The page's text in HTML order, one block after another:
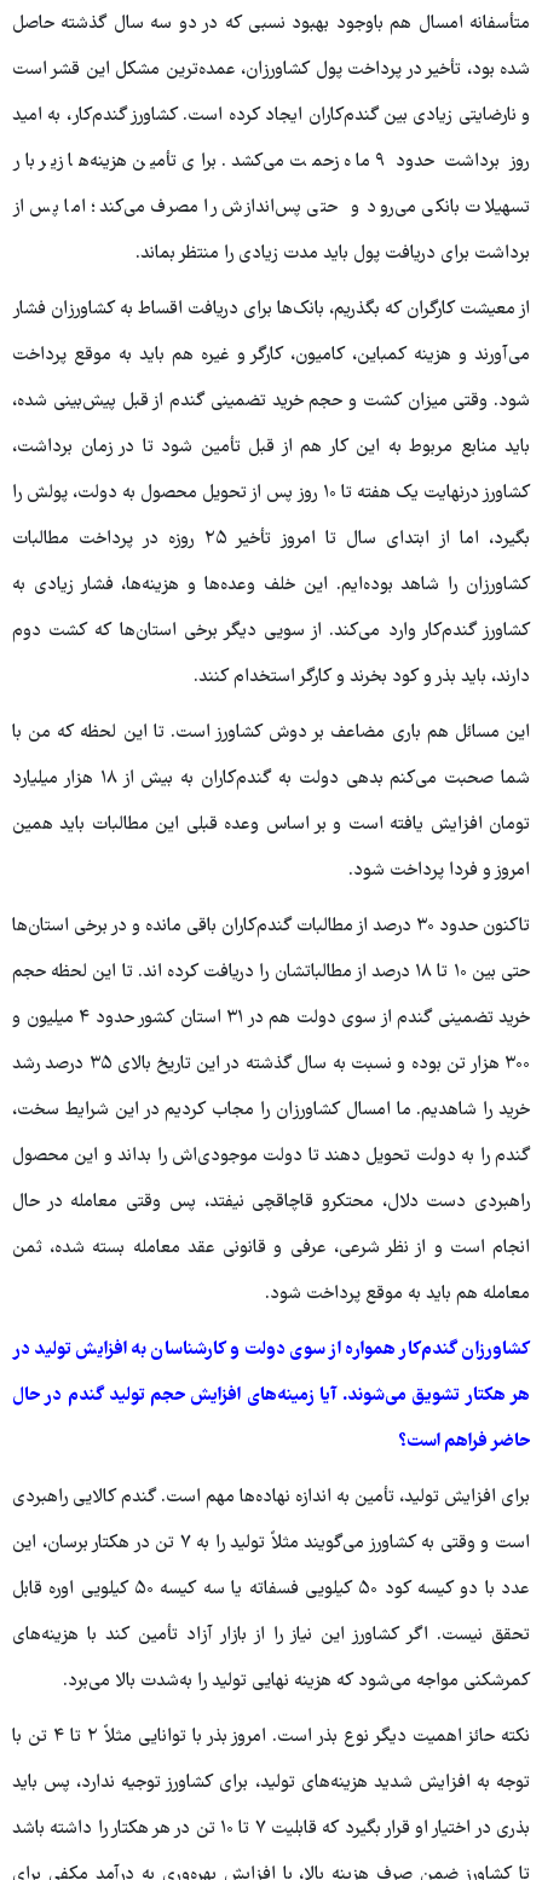
متأسفانه امسال هم باوجود بهبود نسبی که در دو سه سال گذشته حاصل
شده بود، تأخیر در پرداخت پول کشاورزان، عمده‌ترین مشکل این قشر است
و نارضایتی زیادی بین گندم‌کاران ایجاد کرده است. کشاورز گندم‌کار، به امید
روز برداشت حدود ۹ ماه زحمت می‌کشد. برای تأمین هزینه‌ها زیر بار
تسهیلات بانکی می‌رود و حتی پس‌اندازش را مصرف می‌کند؛ اما پس از
برداشت برای دریافت پول باید مدت زیادی را منتظر بماند.
از معیشت کارگران که بگذریم، بانک‌ها برای دریافت اقساط به کشاورزان فشار
می‌آورند و هزینه کمباین، کامیون، کارگر و غیره هم باید به موقع پرداخت
شود. وقتی میزان کشت و حجم خرید تضمینی گندم از قبل پیش‌بینی شده،
باید منابع مربوط به این کار هم از قبل تأمین شود تا در زمان برداشت،
کشاورز درنهایت یک هفته تا ۱۰ روز پس از تحویل محصول به دولت، پولش را
بگیرد، اما از ابتدای سال تا امروز تأخیر ۲۵ روزه در پرداخت مطالبات
کشاورزان را شاهد بوده‌ایم. این خلف وعده‌ها و هزینه‌ها، فشار زیادی به
کشاورز گندم‌کار وارد می‌کند. از سویی دیگر برخی استان‌ها که کشت دوم
دارند، باید بذر و کود بخرند و کارگر استخدام کنند.
این مسائل هم باری مضاعف بر دوش کشاورز است. تا این لحظه که من با
شما صحبت می‌کنم بدهی دولت به گندم‌کاران به بیش از ۱۸ هزار میلیارد
تومان افزایش یافته است و بر اساس وعده قبلی این مطالبات باید همین
امروز و فردا پرداخت شود.
تاکنون حدود ۳۰ درصد از مطالبات گندم‌کاران باقی مانده و در برخی استان‌ها
حتی بین ۱۰ تا ۱۸ درصد از مطالباتشان را دریافت کرده اند. تا این لحظه حجم
خرید تضمینی گندم از سوی دولت هم در ۳۱ استان کشور حدود ۴ میلیون و
۳۰۰ هزار تن بوده و نسبت به سال گذشته در این تاریخ بالای ۳۵ درصد رشد
خرید را شاهدیم. ما امسال کشاورزان را مجاب کردیم در این شرایط سخت،
گندم را به دولت تحویل دهند تا دولت موجودی‌اش را بداند و این محصول
راهبردی دست دلال، محتکرو قاچاقچی نیفتد، پس وقتی معامله در حال
انجام است و از نظر شرعی، عرفی و قانونی عقد معامله بسته شده، ثمن
معامله هم باید به موقع پرداخت شود.
کشاورزان گندم‌کار همواره از سوی دولت و کارشناسان به افزایش تولید در
هر هکتار تشویق می‌شوند. آیا زمینه‌های افزایش حجم تولید گندم در حال
حاضر فراهم است؟
برای افزایش تولید، تأمین به اندازه نهاده‌ها مهم است. گندم کالایی راهبردی
است و وقتی به کشاورز می‌گویند مثلاً تولید را به ۷ تن در هکتار برسان، این
عدد با دو کیسه کود ۵۰ کیلویی فسفاته یا سه کیسه ۵۰ کیلویی اوره قابل
تحقق نیست. اگر کشاورز این نیاز را از بازار آزاد تأمین کند با هزینه‌های
کمرشکنی مواجه می‌شود که هزینه نهایی تولید را به‌شدت بالا می‌برد.
نکته حائز اهمیت دیگر نوع بذر است. امروز بذر با توانایی مثلاً ۲ تا ۴ تن با
توجه به افزایش شدید هزینه‌های تولید، برای کشاورز توجیه ندارد، پس باید
بذری در اختیار او قرار بگیرد که قابلیت ۷ تا ۱۰ تن در هر هکتار را داشته باشد